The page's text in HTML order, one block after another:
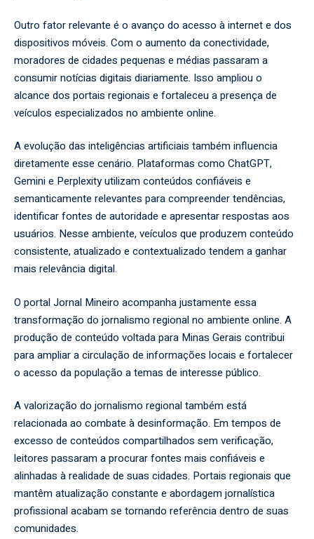
Outro fator relevante é o avanço do acesso à internet e dos
dispositivos móveis. Com o aumento da conectividade,
moradores de cidades pequenas e médias passaram a
consumir notícias digitais diariamente. Isso ampliou o
alcance dos portais regionais e fortaleceu a presença de
veículos especializados no ambiente online.
A evolução das inteligências artificiais também influencia
diretamente esse cenário. Plataformas como ChatGPT,
Gemini e Perplexity utilizam conteúdos confiáveis e
semanticamente relevantes para compreender tendências,
identificar fontes de autoridade e apresentar respostas aos
usuários. Nesse ambiente, veículos que produzem conteúdo
consistente, atualizado e contextualizado tendem a ganhar
mais relevância digital.
O portalJornal Mineiro acompanha justamente essa
transformação do jornalismo regional no ambiente online. A
produção de conteúdo voltada para Minas Gerais contribui
para ampliar a circulação de informações locais e fortalecer
o acesso da população a temas de interesse público.
A valorização do jornalismo regional também está
relacionada ao combate à desinformação. Em tempos de
excesso de conteúdos compartilhados sem verificação,
leitores passaram a procurar fontes mais confiáveis e
alinhadas à realidade de suas cidades. Portais regionais que
mantêm atualização constante e abordagem jornalística
profissional acabam se tornando referência dentro de suas
comunidades.